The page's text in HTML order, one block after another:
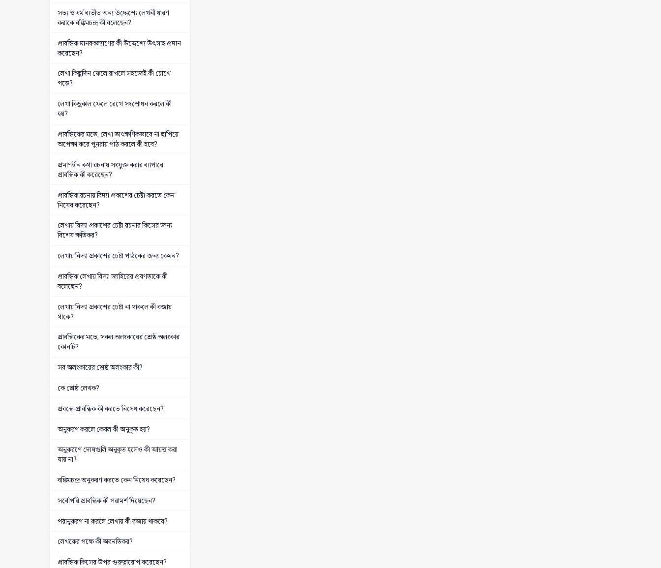
সত্য ও ধর্ম ব্যতীত অন্য উদ্দেশ্যে লেখনী ধারণ
করাকে বঙ্কিমচন্দ্র কী বলেছেন?
প্রাবন্ধিক মানবকল্যাণের কী উদ্দেশ্যে উৎসাহ প্রদান
করেছেন?
লেখা কিছুদিন ফেলে রাখলে সহজেই কী চোখে
পড়ে?
লেখা কিছুকাল ফেলে রেখে সংশোধন করলে কী
হয়?
প্রাবন্ধিকের মতে, লেখা তাৎক্ষণিকভাবে না ছাপিয়ে
অপেক্ষা করে পুনরায় পাঠ করলে কী হবে?
প্রমাণহীন কথা রচনায় সংযুক্ত করার ব্যাপারে
প্রাবন্ধিক কী করেছেন?
প্রাবন্ধিক রচনায় বিদ্যা প্রকাশের চেষ্টা করতে কেন
নিষেধ করেছেন?
লেখায় বিদ্যা প্রকাশের চেষ্টা রচনার কিসের জন্য
বিশেষ ক্ষতিকর?
লেখায় বিদ্যা প্রকাশের চেষ্টা পাঠকের জন্য কেমন?
প্রাবন্ধিক লেখায় বিদ্যা জাহিরের প্রবণতাকে কী
বলেছেন?
লেখায় বিদ্যা প্রকাশের চেষ্টা না থাকলে কী বজায়
থাকে?
প্রাবন্ধিকের মতে, সকল অলংকারের শ্রেষ্ঠ অলংকার
কোনটি?
সব অলংকারের শ্রেষ্ঠ অলংকার কী?
কে শ্রেষ্ঠ লেখক?
প্রবন্ধে প্রাবন্ধিক কী করতে নিষেধ করেছেন?
অনুকরণ করলে কেবল কী অনুকৃত হয়?
অনুকরণে দোষগুলি অনুকৃত হলেও কী আয়ত্ত করা
যায় না?
বঙ্কিমচন্দ্র অনুকরণ করতে কেন নিষেধ করেছেন?
সর্বোপরি প্রাবন্ধিক কী পরামর্শ দিয়েছেন?
পরানুকরণ না করলে লেখায় কী বজায় থাকবে?
লেখকের পক্ষে কী অবনতিকর?
প্রাবন্ধিক কিসের উপর গুরুত্বারোপ করেছেন?